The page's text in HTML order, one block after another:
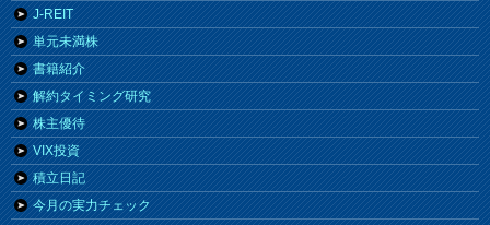
J-REIT
単元未満株
書籍紹介
解約タイミング研究
株主優待
VIX投資
積立日記
今月の実力チェック